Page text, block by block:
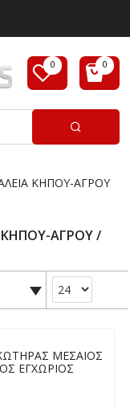
ΚΗΠΟΥ-ΑΓΡΟΥ
ΚΗΠΟΥ-ΑΓΡΟΥ /
ΜΕΣΑΙΟΣ
ΕΓΧΩΡΙΟΣ